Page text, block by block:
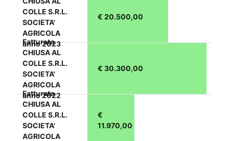
COLLE S.R.L.
SOCIETA'
AGRICOLA
anno 2023
€ 20.500,00
Fatturato
CHIUSA AL
COLLE S.R.L.
SOCIETA'
AGRICOLA
anno 2022
€ 30.300,00
Fatturato
CHIUSA AL
COLLE S.R.L.
SOCIETA'
AGRICOLA
€
11.970,00